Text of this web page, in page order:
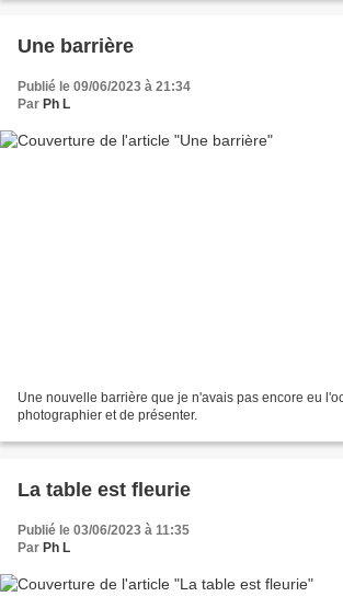
Une barrière
Publié le 09/06/2023 à 21:34
Par Ph L
Une nouvelle barrière que je n'avais pas encore eu
photographier et de présenter.
La table est fleurie
Publié le 03/06/2023 à 11:35
Par Ph L